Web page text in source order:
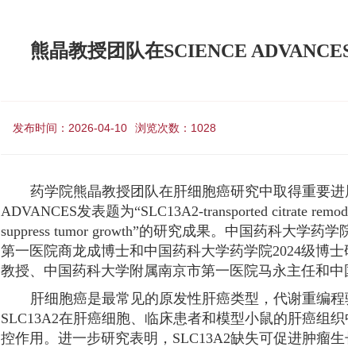
熊晶教授团队在SCIENCE
发布时间：2026-04-10 浏览次数： 1028
药学院熊晶教授团队在肝细胞癌研究中取得重要
ADVANCES发表题为“SLC13A2-transported citrate
suppress tumor growth”的研究成果。中国药科大学药
第一医院商龙成博士和中国药科大学药学院2024级博
教授、中国药科大学附属南京市第一医院马永主任和
肝细胞癌是最常见的原发性肝癌类型，代谢重编
SLC13A2在肝癌细胞、临床患者和模型小鼠的肝癌组
控作用。进一步研究表明，SLC13A2缺失可促进肿瘤